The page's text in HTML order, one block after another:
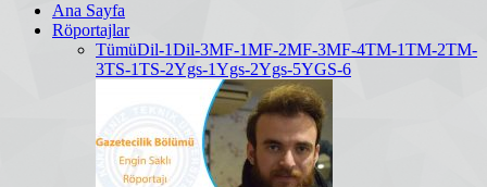
Ana Sayfa
Röportajlar
TümüDil-1Dil-3MF-1MF-2MF-3MF-4TM-1TM-2TM-
3TS-1TS-2Ygs-1Ygs-2Ygs-5YGS-6